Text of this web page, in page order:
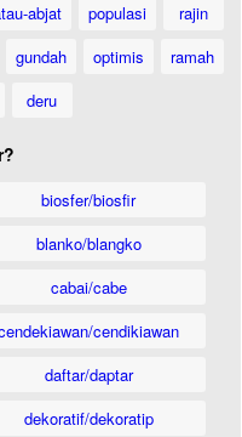
abjat populasi
rajin
gundah optimis
ramah
deru
biosfer/biosfir
blanko/blangko
cabai/cabe
cendikiawan
daftar/daptar
dekoratif/dekoratip